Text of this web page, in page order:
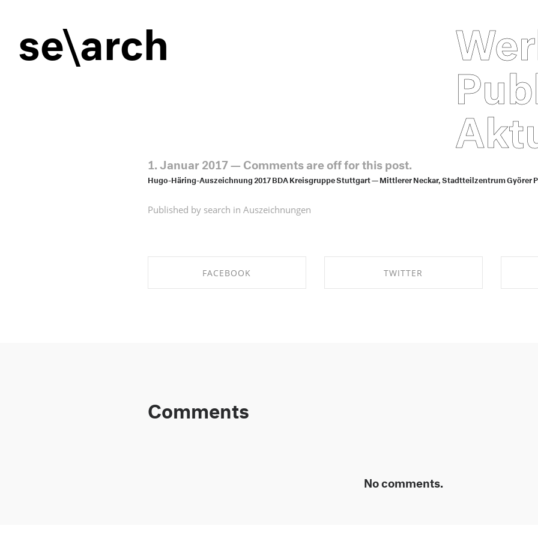
se\arch
1. Januar 2017— Comments are off for this post.
Hugo-Häring-Auszeichnung 2017 BDA Kreisgruppe Stuttgart — Mittlerer Neckar, Stadtteilzentrum Györer
Published by search in Auszeichnungen
FACEBOOK TWITTER
Comments
No comments.